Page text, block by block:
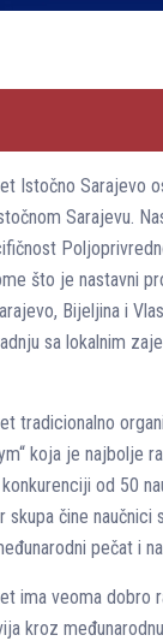
Istočno Sarajevo
Sarajevu.
što je nastavni
Bijeljina i
sa lokalnim
tradicionalno
koja je najbolje
od 50
skupa čine naučnici
pečat i
ima veoma dobro
kroz